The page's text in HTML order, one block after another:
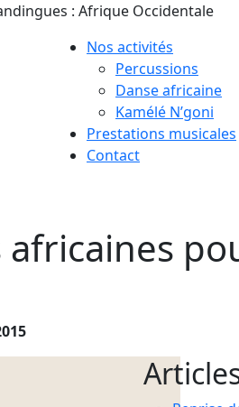
: Afrique Occidentale
Nos activités
Percussions
Danse africaine
Kamélé N’goni
Prestations musicales
Contact
africaines